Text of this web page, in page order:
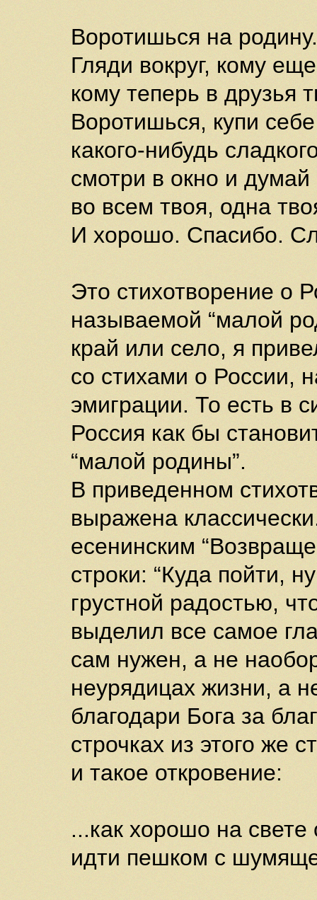
Воротишься на
Гляди вокруг, кому
кому теперь в друзья
Воротишься, купи
какого-нибудь
смотри в окно и думай
во всем твоя, одна
И хорошо. Спасибо.
Это стихотворение о
называемой “малой
край или село, я
со стихами о России,
эмиграции. То есть в
Россия как бы
“малой родины”.
В приведенном
выражена
есенинским
строки: “Куда пойти,
грустной радостью,
выделил все самое
сам нужен, а не
неурядицах жизни, а
благодари Бога за
строчках из этого же
и такое откровение:
...как хорошо на свете
идти пешком с